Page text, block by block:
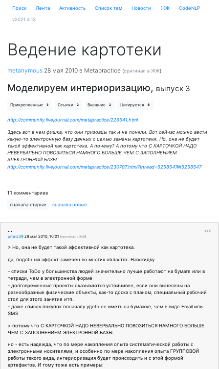
Поиск Лента Активность Cписок тем Новости ЖЖ CodeNLP
v2021.4.13
Ведение картотеки
metanymous 28 мая 2010 в Metapractice (оригинал в ЖЖ)
Моделируем интериоризацию, выпуск 3
Прикреплённые 3 Ссылки 2 Внешние 2 Цитируется 6
http://community.livejournal.com/metapractice/226541.html
Здесь вот в чем фишка, что они тризовцы так и не поняли. Вот сейчас можно вести
какую-то электронную базу данных с целью замены картотеки. Но, она не будет
такой эффективной как картотека. А почему? А потому что С КАРТОЧКОЙ НАДО
НЕВЕРБАЛЬНО ПОВОЗИТЬСЯ НАМНОГО БОЛЬШЕ ЧЕМ С ЗАПОЛНЕНИЕМ
ЭЛЕКТРОННОЙ БАЗЫ.
http://community.livejournal.com/metapractice/230707.html?thread=5258547#t5258547
11 комментариев
сначала старые сначала новые
</>
...
piter239 28 мая 2010, 10:01 (оригинал в ЖЖ)
> Но, она не будет такой эффективной как картотека.
да, подобный эффект замечен во многих областях. Навскидку
- списки ToDo у большинства людей значительно лучше работают на бумаге или в
тетради, чем в электронной форме
- долговременные проекты оказываются устойчивее, если они вынесены на
разнообразные физические объекты, как-то доска с планом, специальный рабочий
стол для этого занятие итп.
- даже список покупок поначалу удобнее иметь на бумажке, чем в виде Email или
SMS
> потому что С КАРТОЧКОЙ НАДО НЕВЕРБАЛЬНО ПОВОЗИТЬСЯ НАМНОГО БОЛЬШЕ
ЧЕМ С ЗАПОЛНЕНИЕМ ЭЛЕКТРОННОЙ БАЗЫ.
но - есть надежда, что по мере накопления опыта систематической работы с
электронными носителями, и особенно по мере накопления опыта ГРУППОВОЙ
работы такого вида, интериоризация будет происходить и с этой формой
артефактов. И тому тоже есть примеры: